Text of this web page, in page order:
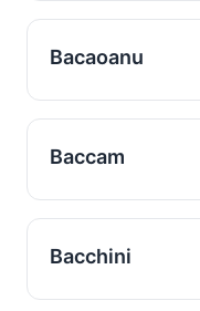
Bacaoanu
Baccam
Bacchini